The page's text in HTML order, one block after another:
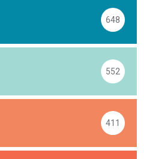
648
552
411